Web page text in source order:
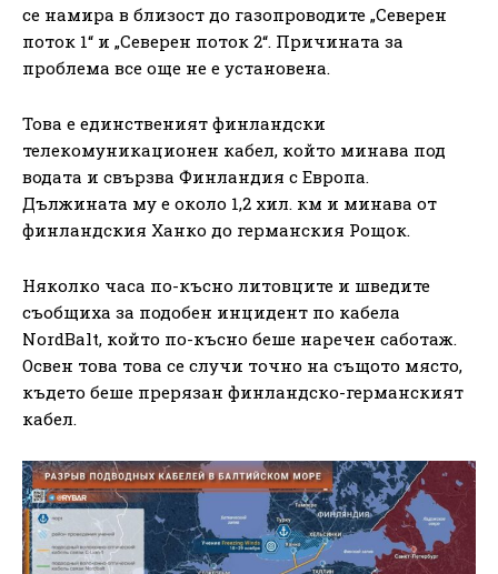
се намира в близост до газопроводите „Северен
поток 1“ и „Северен поток 2“. Причината за
проблема все още не е установена.
Това е единственият финландски
телекомуникационен кабел, който минава под
водата и свързва Финландия с Европа.
Дължината му е около 1,2 хил. км и минава от
финландския Ханко до германския Рощок.
Няколко часа по-късно литовците и шведите
съобщиха за подобен инцидент по кабела
NordBalt, който по-късно беше наречен саботаж.
Освен това това се случи точно на същото място,
където беше прерязан финландско-германският
кабел.